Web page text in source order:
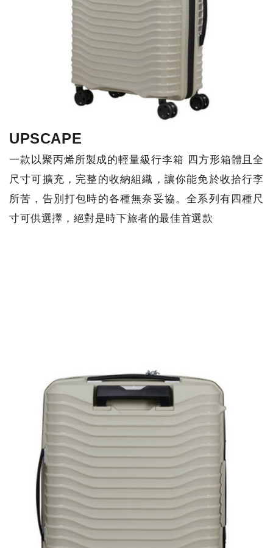
UPSCAPE
一款以聚丙烯所製成的輕量級行李箱 四方形箱體且全
尺寸可擴充，完整的收納組織，讓你能免於收拾行李
所苦，告別打包時的各種無奈妥協。全系列有四種尺
寸可供選擇，絕對是時下旅者的最佳首選款